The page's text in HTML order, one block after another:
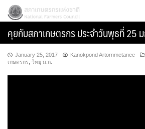
Skip
content
สภาเกษตรกรแห่งชาติ
คุยกับสภาเกษตรกร ประจำวันพุธที่ 25
January 25, 2017 Kanokpond Artornmetanee
เกษตรกร วิทยุ ม.ก.